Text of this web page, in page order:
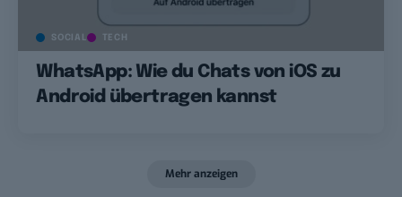
SOCIAL TECH
WhatsApp: Wie du Chats von iOS zu
Android übertragen kannst
Mehr anzeigen